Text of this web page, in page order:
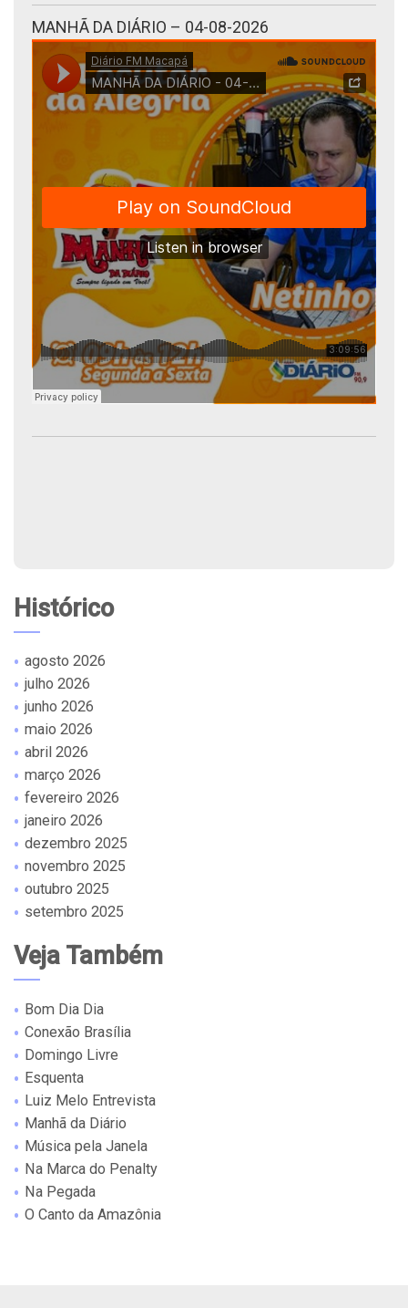
MANHÃ DA DIÁRIO – 04-08-2026
Histórico
agosto 2026
julho 2026
junho 2026
maio 2026
abril 2026
março 2026
fevereiro 2026
janeiro 2026
dezembro 2025
novembro 2025
outubro 2025
setembro 2025
Veja Também
Bom Dia Dia
Conexão Brasília
Domingo Livre
Esquenta
Luiz Melo Entrevista
Manhã da Diário
Música pela Janela
Na Marca do Penalty
Na Pegada
O Canto da Amazônia